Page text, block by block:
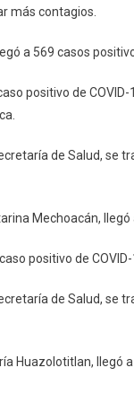
más contagios.
a 569 casos
positivo de
de Salud, se
Mechoacán,
positivo de
de Salud, se
Huazolotitlan, llegó